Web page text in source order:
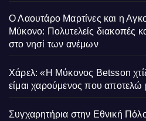
Ο Λαουτάρο Μαρτίνες και η
Μύκονο: Πολυτελείς διακοπές
στο νησί των ανέμων
Χάρελ: «Η Μύκονος Betsson
είμαι χαρούμενος που αποτελώ
Συγχαρητήρια στην Εθνική